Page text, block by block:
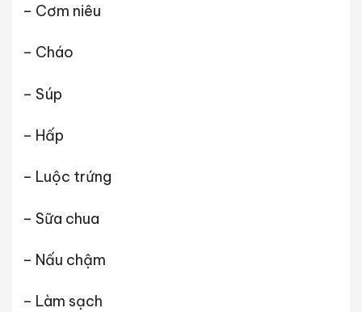
– Cơm niêu
– Cháo
– Súp
– Hấp
– Luộc trứng
– Sữa chua
– Nấu chậm
– Làm sạch